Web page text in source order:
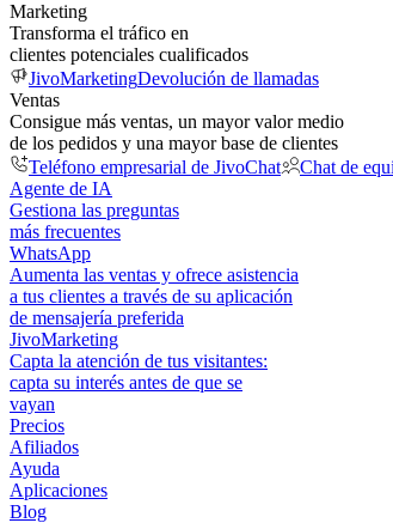
Marketing
Transforma el tráfico en
clientes potenciales cualificados
JivoMarketingDevolución de llamadas
Ventas
Consigue más ventas, un mayor valor medio
de los pedidos y una mayor base de clientes
Teléfono empresarial de JivoChat
Chat de
Agente de IA
Gestiona las preguntas
más frecuentes
WhatsApp
Aumenta las ventas y ofrece asistencia
a tus clientes a través de su aplicación
de mensajería preferida
JivoMarketing
Capta la atención de tus visitantes:
capta su interés antes de que se
vayan
Precios
Afiliados
Ayuda
Aplicaciones
Blog